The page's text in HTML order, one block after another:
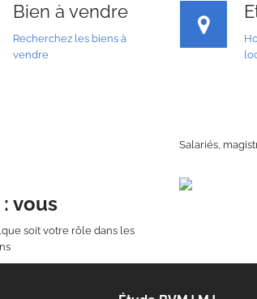
Bien à vendre
Recherchez les biens à
vendre
Salariés,
vous
soit votre rôle dans les